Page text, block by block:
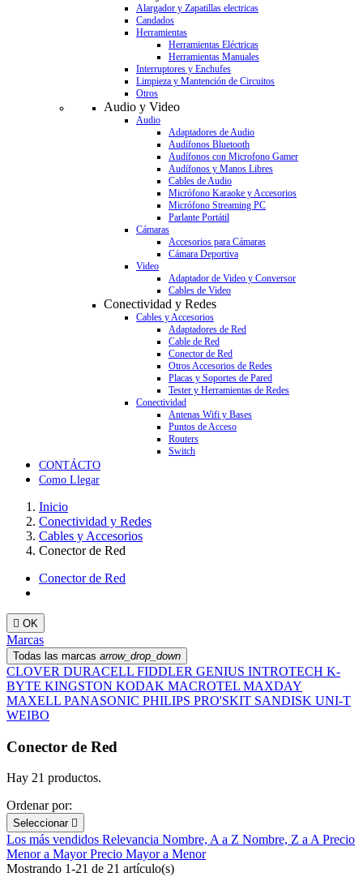
Alargador y Zapatillas electricas
Candados
Herramientas
Herramientas Eléctricas
Herramientas Manuales
Interruptores y Enchufes
Limpieza y Mantención de Circuitos
Otros
Audio y Video
Audio
Adaptadores de Audio
Audífonos Bluetooth
Audífonos con Microfono Gamer
Audífonos y Manos Libres
Cables de Audio
Micrófono Karaoke y Accesorios
Micrófono Streaming PC
Parlante Portátil
Cámaras
Accesorios para Cámaras
Cámara Deportiva
Video
Adaptador de Video y Conversor
Cables de Video
Conectividad y Redes
Cables y Accesorios
Adaptadores de Red
Cable de Red
Conector de Red
Otros Accesorios de Redes
Placas y Soportes de Pared
Tester y Herramientas de Redes
Conectividad
Antenas Wifi y Bases
Puntos de Acceso
Routers
Switch
CONTÁCTO
Como Llegar
Inicio
Conectividad y Redes
Cables y Accesorios
Conector de Red
Conector de Red
 OK
Marcas
Todas las marcas arrow_drop_down
CLOVER DURACELL FIDDLER GENIUS INTROTECH K-
BYTE KINGSTON KODAK MACROTEL MAXDAY
MAXELL PANASONIC PHILIPS PRO'SKIT SANDISK UNI-T
WEIBO
Conector de Red
Hay 21 productos.
Ordenar por:
Seleccionar 
Los más vendidos Relevancia Nombre, A a Z Nombre, Z a APrecio
Menor a MayorPrecio Mayor a Menor
Mostrando 1-21 de 21 artículo(s)